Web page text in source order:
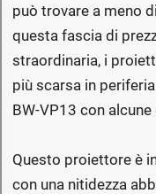
può trovare a meno
questa fascia di
straordinaria, i
più scarsa in
BW-VP13 con
Questo proiettore è
con una nitidezza